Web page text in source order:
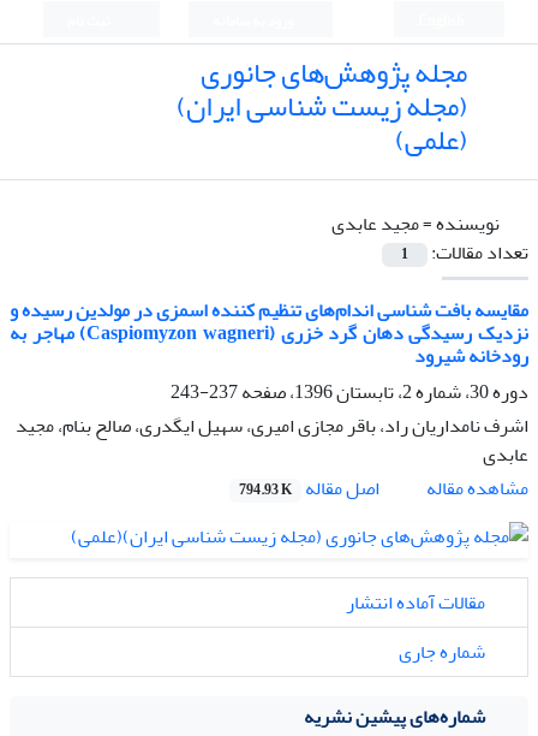
مجله پژوهش‌های جانوری
(مجله زیست شناسی ایران)
(علمی)
نویسنده =مجید عابدی
تعداد مقالات:
1
مقایسه بافت شناسی اندام‌های تنظیم کننده اسمزی در مولدین رسیده و
نزدیک رسیدگی دهان گرد خزری (Caspiomyzon wagneri) مهاجر به
رودخانه شیرود
دوره 30، شماره 2، تابستان 1396، صفحه
237-243
اشرف نامداریان راد، باقر مجازی امیری، سهیل ایگدری، صالح بنام، مجید
عابدی
مشاهده مقاله
اصل مقاله 794.93 K
مقالات آماده انتشار
شماره جاری
شماره‌های پیشین نشریه